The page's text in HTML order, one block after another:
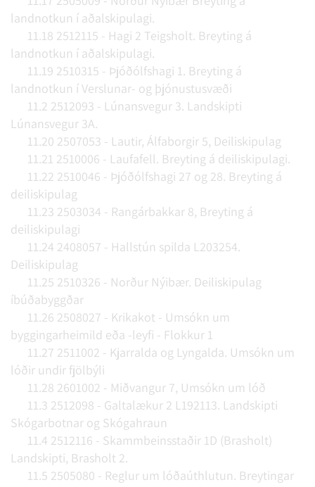
landnotkun í aðalskipulagi.
11.18 2512115 - Hagi 2 Teigsholt. Breyting á
landnotkun í aðalskipulagi.
11.19 2510315 - Þjóðólfshagi 1. Breyting á
landnotkun í Verslunar- og þjónustusvæði
11.2 2512093 - Lúnansvegur 3. Landskipti
Lúnansvegur 3A.
11.20 2507053 - Lautir, Álfaborgir 5, Deiliskipulag
11.21 2510006 - Laufafell. Breyting á deiliskipulagi.
11.22 2510046 - Þjóðólfshagi 27 og 28. Breyting á
deiliskipulag
11.23 2503034 - Rangárbakkar 8, Breyting á
deiliskipulagi
11.24 2408057 - Hallstún spilda L203254.
Deiliskipulag
11.25 2510326 - Norður Nýibær. Deiliskipulag
íbúðabyggðar
11.26 2508027 - Krikakot - Umsókn um
byggingarheimild eða -leyfi - Flokkur 1
11.27 2511002 - Kjarralda og Lyngalda. Umsókn um
lóðir undir fjölbýli
11.28 2601002 - Miðvangur 7, Umsókn um lóð
11.3 2512098 - Galtalækur 2 L192113. Landskipti
Skógarbotnar og Skógahraun
11.4 2512116 - Skammbeinsstaðir 1D (Brasholt)
Landskipti, Brasholt 2.
11.5 2505080 - Reglur um lóðaúthlutun. Breytingar